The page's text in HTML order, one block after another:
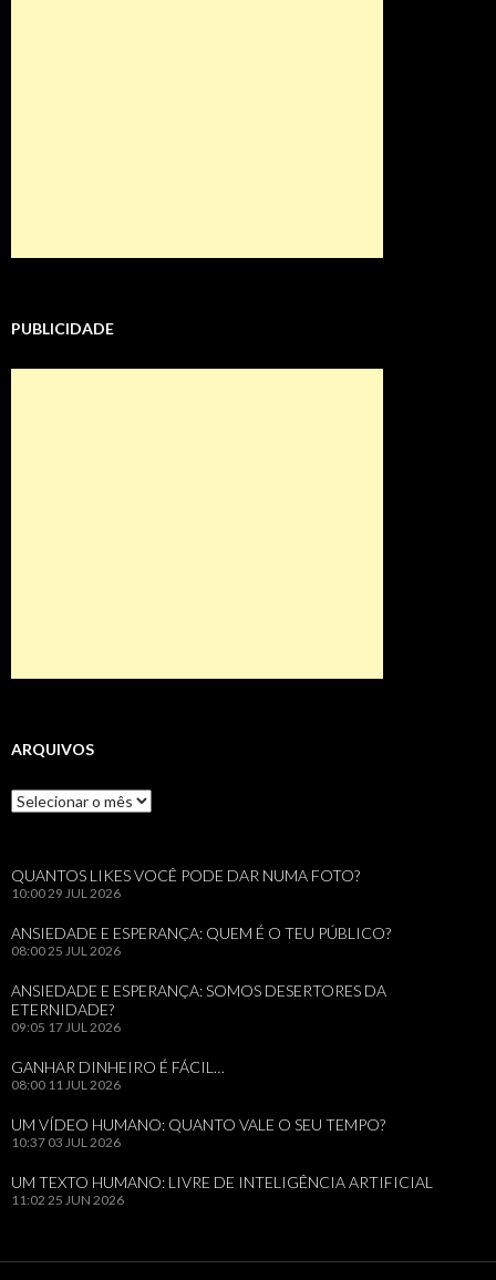
PUBLICIDADE
ARQUIVOS
Arquivos
QUANTOS LIKES VOCÊ PODE DAR NUMA FOTO?
10:0029 JUL 2026
ANSIEDADE E ESPERANÇA: QUEM É O TEU PÚBLICO?
08:0025 JUL 2026
ANSIEDADE E ESPERANÇA: SOMOS DESERTORES DA
ETERNIDADE?
09:05 17 JUL 2026
GANHAR DINHEIRO É FÁCIL…
08:00 11 JUL 2026
UM VÍDEO HUMANO: QUANTO VALE O SEU TEMPO?
10:37 03 JUL 2026
UM TEXTO HUMANO: LIVRE DE INTELIGÊNCIA ARTIFICIAL
11:02 25 JUN 2026